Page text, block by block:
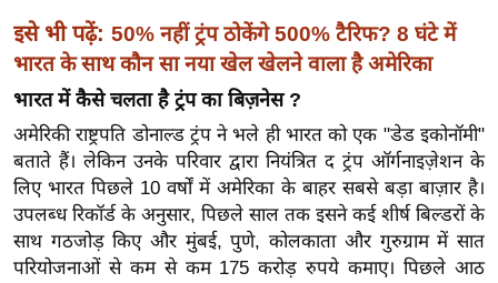
ज
न
ज
ग
त
बॉ
ली
वु
ड
इसे भी पढ़ें: 50% नहीं ट्रंप ठोकेंगे 500% टैरिफ? 8 घंटे में
भारत के साथ कौन सा नया खेल खेलने वाला है अमेरिका
भारत में कैसे चलता है ट्रंप का बिज़नेस ?
अमेरिकी राष्ट्रपति डोनाल्ड ट्रंप ने भले ही भारत को एक "डेड इकोनॉमी"
बताते हैं। लेकिन उनके परिवार द्वारा नियंत्रित द ट्रंप ऑर्गनाइज़ेशन के
लिए भारत पिछले 10 वर्षों में अमेरिका के बाहर सबसे बड़ा बाज़ार है।
उपलब्ध रिकॉर्ड के अनुसार, पिछले साल तक इसने कई शीर्ष बिल्डरों के
साथ गठजोड़ किए और मुंबई, पुणे, कोलकाता और गुरुग्राम में सात
परियोजनाओं से कम से कम 175 करोड़ रुपये कमाए। पिछले आठ